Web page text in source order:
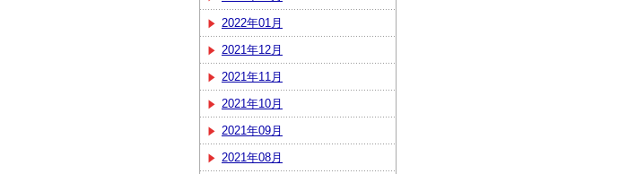
2022年01月
2021年12月
2021年11月
2021年10月
2021年09月
2021年08月